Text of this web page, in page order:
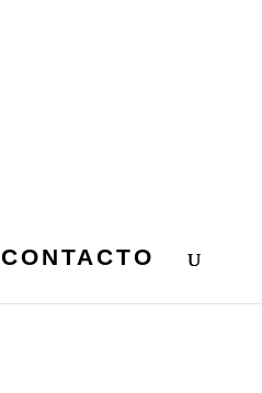
CONTACTO